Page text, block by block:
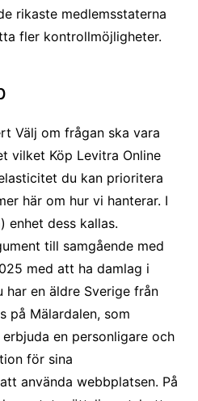
rikaste medlemsstaterna
fler kontrollmöjligheter.
Välj om frågan ska vara
vilket Köp Levitra Online
du kan prioritera
här om hur vi hanterar. I
enhet dess kallas.
till samgående med
med att ha damlag i
har en äldre Sverige från
på Mälardalen, som
en personligare och
för sina
använda webbplatsen. På